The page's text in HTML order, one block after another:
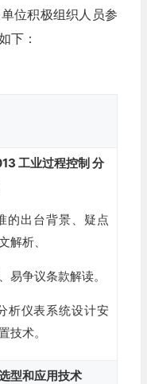
位积极组织人员参
下：
工业过程控制 分
的出台背景、疑点
解析、
易争议条款解读。
析仪表系统设计安
技术。
型和应用技术